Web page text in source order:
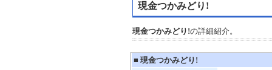
現金つかみどり!
現金つかみどり!の詳細紹介。
■ 現金つかみどり!